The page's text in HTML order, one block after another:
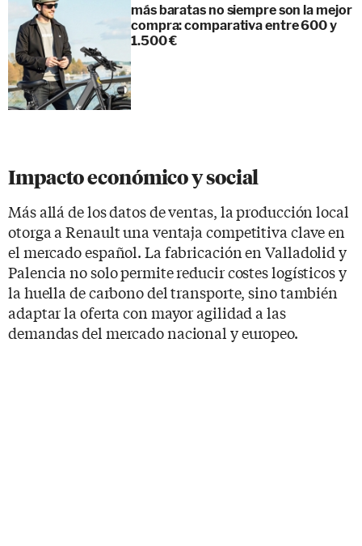
más baratas no siempre son la mejor
compra: comparativa entre 600 y
1.500 €
Impacto económico y social
Más allá de los datos de ventas, la producción local
otorga a Renault una ventaja competitiva clave en
el mercado español. La fabricación en Valladolid y
Palencia no solo permite reducir costes logísticos y
la huella de carbono del transporte, sino también
adaptar la oferta con mayor agilidad a las
demandas del mercado nacional y europeo.